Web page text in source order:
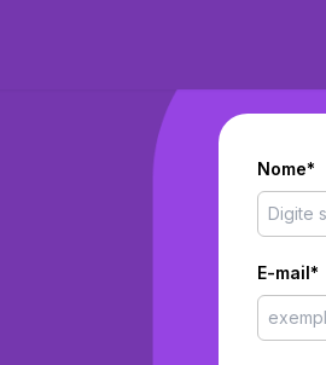
Nome*
E-mail*